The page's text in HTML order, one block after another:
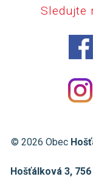
Sledujte
© 2026 Obec
Hošťálková 3,